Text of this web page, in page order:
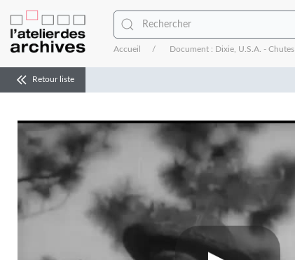
Accueil Document : Dixie, U.S.A. - Chutes
Retour liste